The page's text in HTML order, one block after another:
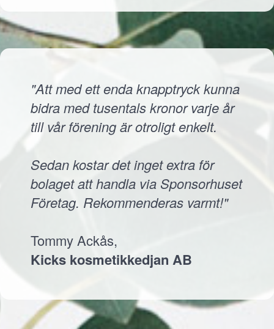
"Att med ett enda knapptryck kunna
bidra med tusentals kronor varje år
till vår förening är otroligt enkelt.
Sedan kostar det inget extra för
bolaget att handla via Sponsorhuset
Företag. Rekommenderas varmt!"
Tommy Ackås,
Kicks kosmetikkedjan AB